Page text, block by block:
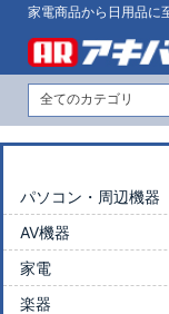
家電商品から日用品に
パソコン・周辺機器
AV機器
家電
楽器